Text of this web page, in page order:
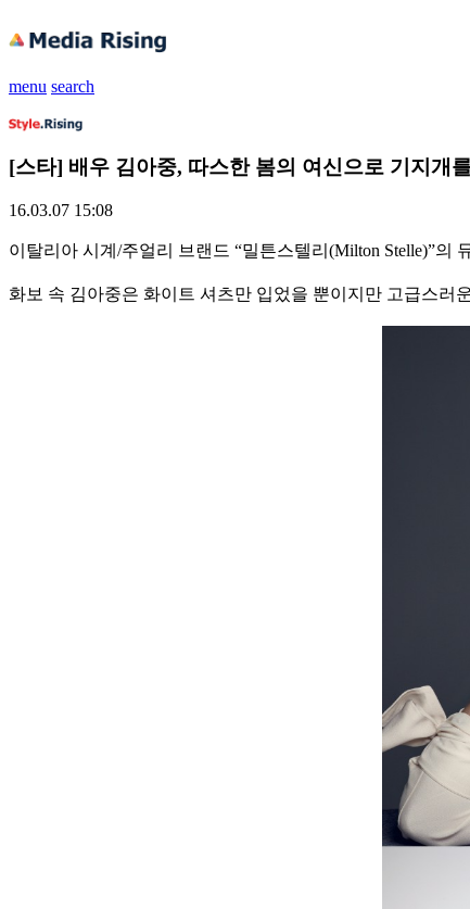
menu search
[스타] 배우 김아중, 따스한 봄의 여신으로 기지개
16.03.07 15:08
이탈리아 시계/주얼리 브랜드 “밀튼스텔리(Milton Stelle)”의
화보 속 김아중은 화이트 셔츠만 입었을 뿐이지만 고급스러